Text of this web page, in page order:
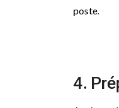
poste.
4.